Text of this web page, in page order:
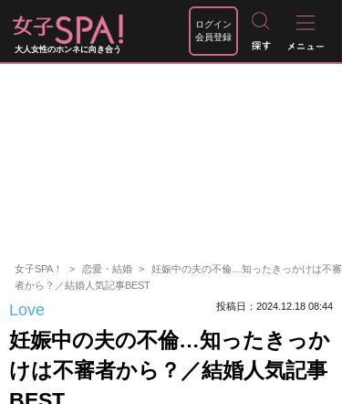
大人女性のホンネに向き合う
ログイン
会員登録
女子SPA！ 恋愛・結婚
妊娠中の夫の不倫…知ったきっかけは不審
者から？／結婚人気記事BEST
Love 投稿日：2024.12.18 08:44
妊娠中の夫の不倫…知ったきっか
けは不審者から？／結婚人気記事